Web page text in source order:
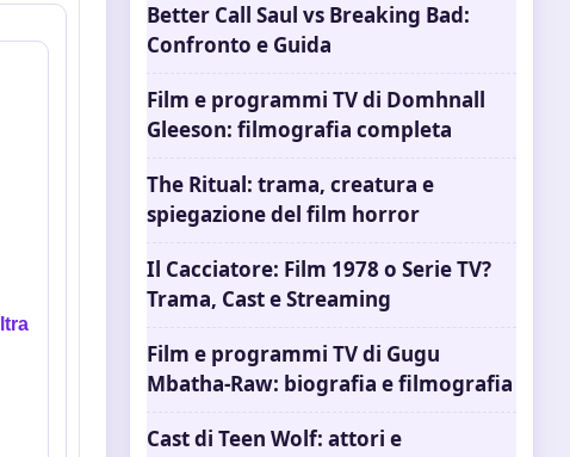
Better Call Saul vs Breaking Bad:
Confronto e Guida
Film e programmi TV di Domhnall
Gleeson: filmografia completa
The Ritual: trama, creatura e
spiegazione del film horror
Il Cacciatore: Film 1978 o Serie TV?
Trama, Cast e Streaming
Film e programmi TV di Gugu
Mbatha-Raw: biografia e filmografia
Cast di Teen Wolf: attori e